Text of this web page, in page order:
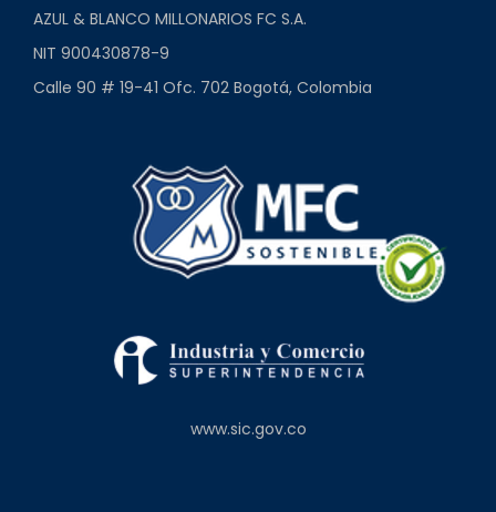
AZUL & BLANCO MILLONARIOS FC S.A.
NIT 900430878-9
Calle 90 # 19-41 Ofc. 702 Bogotá, Colombia
www.sic.gov.co